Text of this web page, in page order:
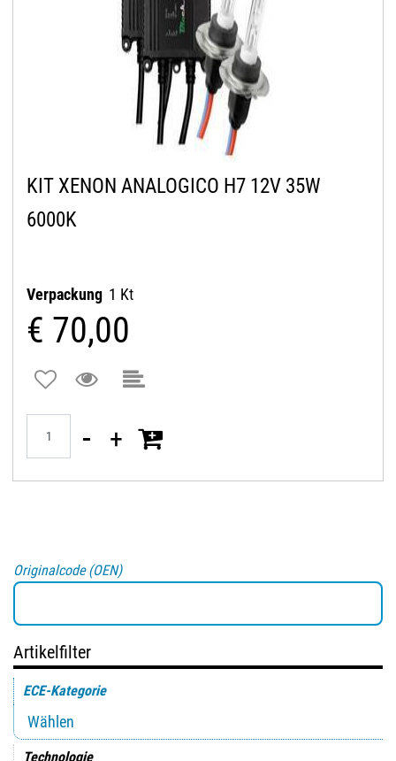
KIT XENON ANALOGICO H7 12V 35W
6000K
Verpackung 1 Kt
€ 70,00
Originalcode (OEN)
Artikelfilter
ECE-Kategorie
Technologie